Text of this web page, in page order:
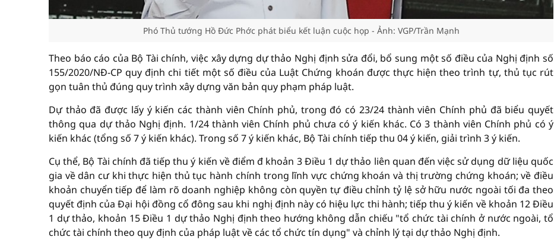
Phó Thủ tướng Hồ Đức Phớc phát biểu kết luận cuộc họp - Ảnh: VGP/Trần Mạnh
Theo báo cáo của Bộ Tài chính, việc xây dựng dự thảo Nghị định sửa đổi, bổ sung một số điều của Nghị định số
155/2020/NĐ-CP quy định chi tiết một số điều của Luật Chứng khoán được thực hiện theo trình tự, thủ tục rút
gọn tuân thủ đúng quy trình xây dựng văn bản quy phạm pháp luật.
Dự thảo đã được lấy ý kiến các thành viên Chính phủ, trong đó có 23/24 thành viên Chính phủ đã biểu quyết
thông qua dự thảo Nghị định. 1/24 thành viên Chính phủ chưa có ý kiến khác. Có 3 thành viên Chính phủ có ý
kiến khác (tổng số 7 ý kiến khác). Trong số 7 ý kiến khác, Bộ Tài chính tiếp thu 04 ý kiến, giải trình 3 ý kiến.
Cụ thể, Bộ Tài chính đã tiếp thu ý kiến về điểm đ khoản 3 Điều 1 dự thảo liên quan đến việc sử dụng dữ liệu quốc
gia về dân cư khi thực hiện thủ tục hành chính trong lĩnh vực chứng khoán và thị trường chứng khoán; về điều
khoản chuyển tiếp để làm rõ doanh nghiệp không còn quyền tự điều chỉnh tỷ lệ sở hữu nước ngoài tối đa theo
quyết định của Đại hội đồng cổ đông sau khi nghị định này có hiệu lực thi hành; tiếp thu ý kiến về khoản 12 Điều
1 dự thảo, khoản 15 Điều 1 dự thảo Nghị định theo hướng không dẫn chiếu "tổ chức tài chính ở nước ngoài, tổ
chức tài chính theo quy định của pháp luật về các tổ chức tín dụng" và chỉnh lý tại dự thảo Nghị định.